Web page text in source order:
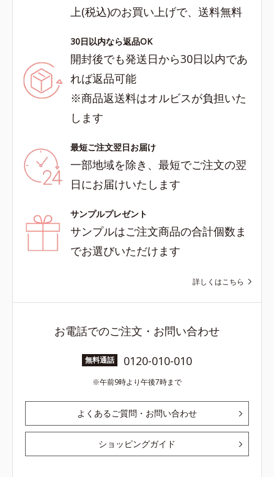
上(税込)のお買い上げで、送料無料
30日以内なら返品OK
開封後でも発送日から30日以内であ
れば返品可能
※商品返送料はオルビスが負担いた
します
最短ご注文翌日お届け
一部地域を除き、最短でご注文の翌
日にお届けいたします
サンプルプレゼント
サンプルはご注文商品の合計個数ま
でお選びいただけます
詳しくはこちら
お電話でのご注文・お問い合わせ
無料通話 0120-010-010
午前9時より午後7時まで
よくあるご質問・お問い合わせ
ショッピングガイド